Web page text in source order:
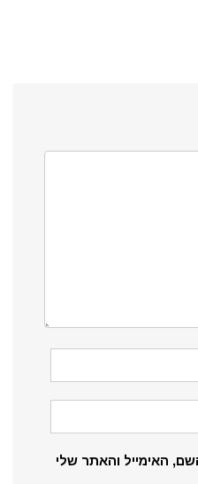
האימייל והאתר שלי